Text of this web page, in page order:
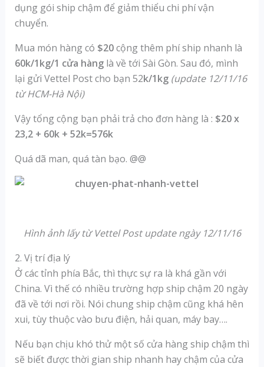
dụng gói ship chậm để giảm thiểu chi phí vận
chuyển.
Mua món hàng có $20cộng thêm phí ship nhanh là
60k/1kg/1 cửa hànglà về tới Sài Gòn. Sau đó, mình
lại gửi Vettel Post cho bạn 52k/1kg (update 12/11/16
từ HCM-Hà Nội)
Vậy tổng cộng bạn phải trả cho đơn hàng là : $20 x
23,2 + 60k + 52k=576k
Quá dã man, quá tàn bạo. @@
Hình ảnh lấy từ Vettel Post update ngày 12/11/16
2. Vị trí địa lý
Ở các tỉnh phía Bắc, thì thực sự ra là khá gần với
China. Vì thế có nhiều trường hợp ship chậm 20 ngày
đã về tới nơi rồi. Nói chung ship chậm cũng khá hên
xui, tùy thuộc vào bưu điện, hải quan, máy bay….
Nếu bạn chịu khó thử một số cửa hàng ship chậm thì
sẽ biết được thời gian ship nhanh hay chậm của cửa